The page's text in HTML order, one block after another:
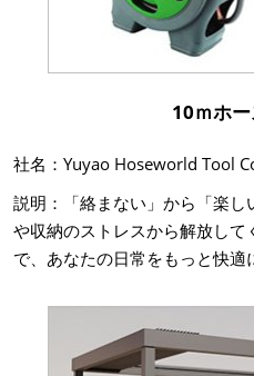
10ｍホ
社名：Yuyao Hoseworld Tool
説明：「絡まない」から「楽し
や収納のストレスから解放し
で、あなたの日常をもっと快適